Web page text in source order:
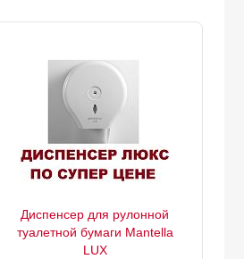
Диспенсер для рулонной
туалетной бумаги Mantella
LUX